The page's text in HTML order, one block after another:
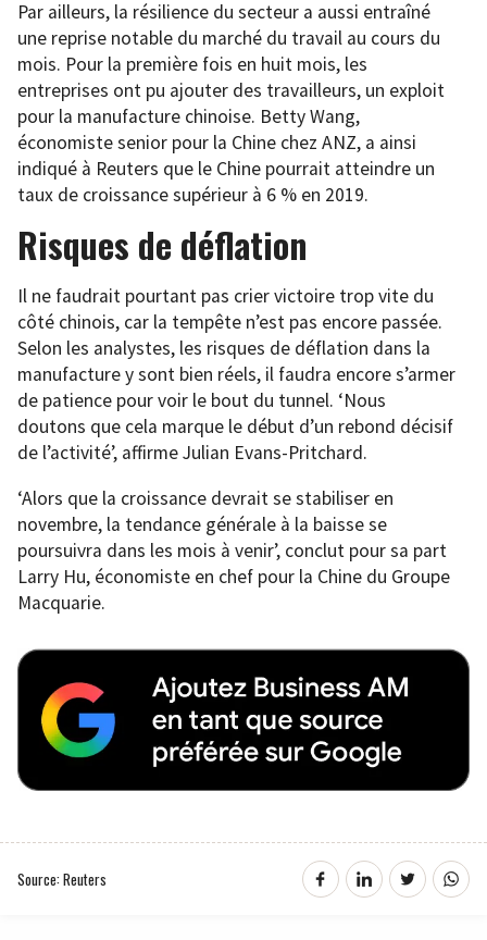
Par ailleurs, la résilience du secteur a aussi entraîné
une reprise notable du marché du travail au cours du
mois. Pour la première fois en huit mois, les
entreprises ont pu ajouter des travailleurs, un exploit
pour la manufacture chinoise. Betty Wang,
économiste senior pour la Chine chez ANZ, a ainsi
indiqué à Reuters que le Chine pourrait atteindre un
taux de croissance supérieur à 6 % en 2019.
Risques de déflation
Il ne faudrait pourtant pas crier victoire trop vite du
côté chinois, car la tempête n’est pas encore passée.
Selon les analystes, les risques de déflation dans la
manufacture y sont bien réels, il faudra encore s’armer
de patience pour voir le bout du tunnel. ‘Nous
doutons que cela marque le début d’un rebond décisif
de l’activité’, affirme Julian Evans-Pritchard.
‘Alors que la croissance devrait se stabiliser en
novembre, la tendance générale à la baisse se
poursuivra dans les mois à venir’, conclut pour sa part
Larry Hu, économiste en chef pour la Chine du Groupe
Macquarie.
Source: Reuters